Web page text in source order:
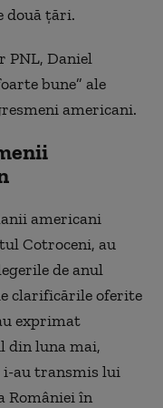
două ţări.
PNL, Daniel
bune” ale
americani.
americani
Cotroceni, au
de anul
clarificările oferite
exprimat
luna mai,
au transmis lui
României în